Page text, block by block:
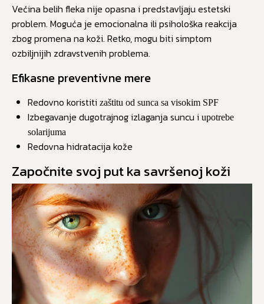
Većina belih fleka nije opasna i predstavljaju estetski
problem. Moguća je emocionalna ili psihološka reakcija
zbog promena na koži. Retko, mogu biti simptom
ozbiljnijih zdravstvenih problema.
Efikasne preventivne mere
Redovno koristitizaštitu od sunca sa visokim SPF
Izbegavanje dugotrajnog izlaganja suncu iupotrebe
solarijuma
Redovna hidratacija kože
Započnite svoj put ka savršenoj koži